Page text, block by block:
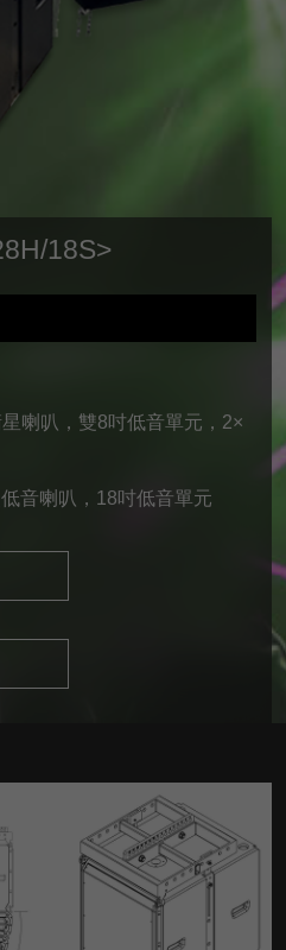
18S>
喇叭，雙8吋低音單元，2×
音喇叭，18吋低音單元